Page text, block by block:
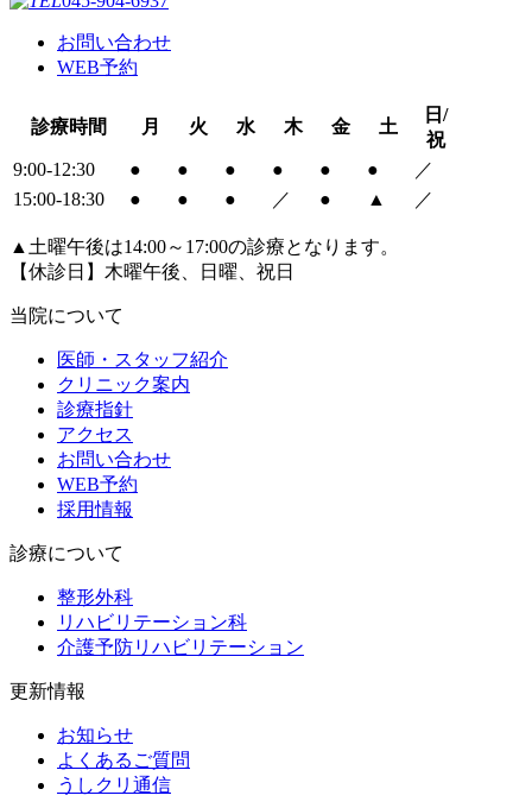
お問い合わせ
WEB予約
診療時間 月 火 水 木 金 土
日/
祝
9:00-12:30
● ● ● ● ● ●
／
15:00-18:30
● ● ● ／ ● ▲ ／
▲土曜午後は14:00～17:00の診療となります。
【休診日】木曜午後、日曜、祝日
当院について
医師・スタッフ紹介
クリニック案内
診療指針
アクセス
お問い合わせ
WEB予約
採用情報
診療について
整形外科
リハビリテーション科
介護予防リハビリテーション
更新情報
お知らせ
よくあるご質問
うしクリ通信